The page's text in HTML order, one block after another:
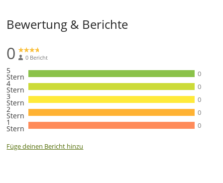
Bewertung & Berichte
0 0 Bericht
5
Stern 0
4
Stern 0
3
Stern 0
2
Stern 0
1
Stern 0
Füge deinen Bericht hinzu